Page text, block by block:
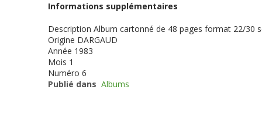
Informations supplémentaires
Description Album cartonné de 48 pages format 22/30
Origine DARGAUD
Année 1983
Mois 1
Numéro 6
Publié dans Albums